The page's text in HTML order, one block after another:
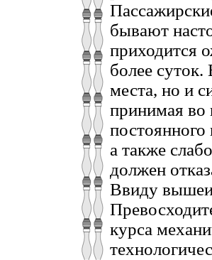
бывают
приходится
более суток.
места, но и
принимая во
а также
должен
Ввиду
курса